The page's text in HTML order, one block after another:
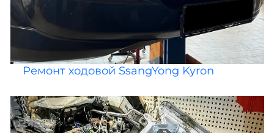
Ремонт ходовой SsangYong Kyron